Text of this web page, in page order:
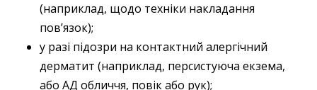
(наприклад, щодо техніки накладання
пов’язок);
у разі підозри на контактний алергічний
дерматит (наприклад, персистуюча екзема,
або АД обличчя, повік або рук);